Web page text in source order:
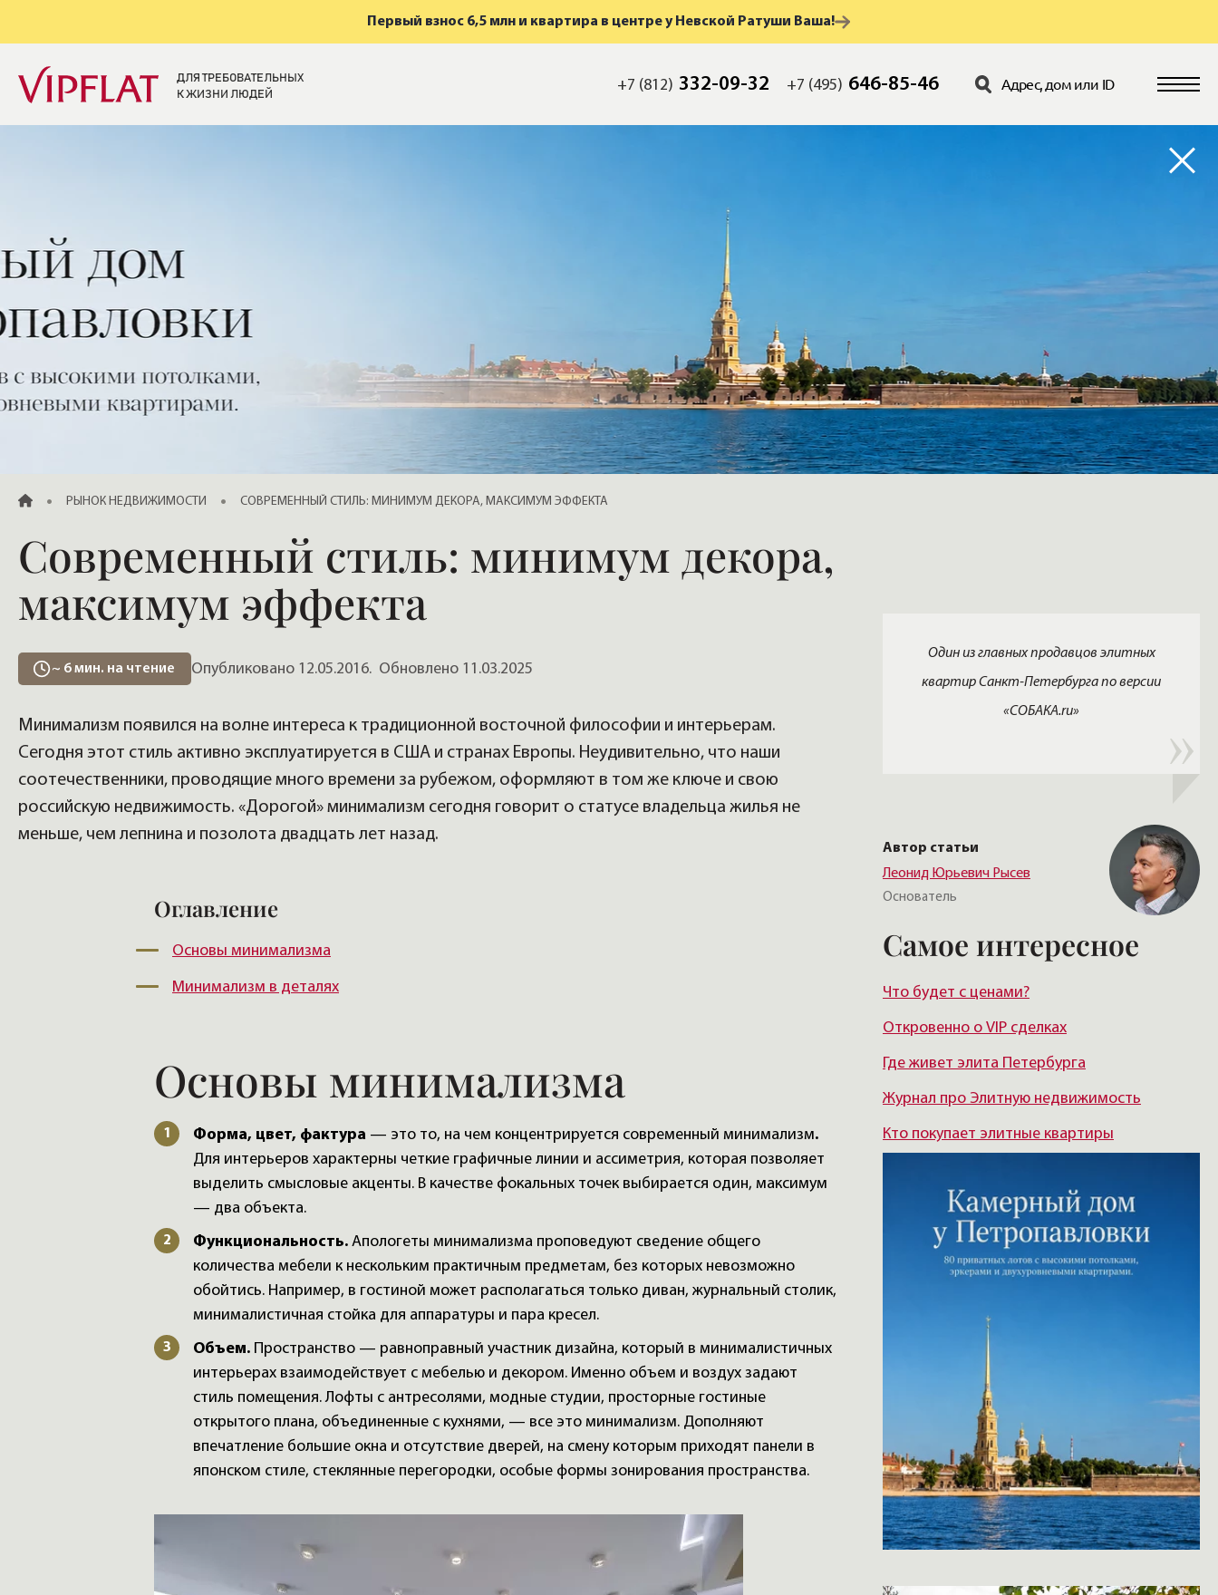
Первый взнос 6,5 млн и квартира в центре у Невской Ратуши Ваша!
ДЛЯ ТРЕБОВАТЕЛЬНЫХ
К ЖИЗНИ ЛЮДЕЙ
+7 (812) 332-09-32 +7 (495) 646-85-46
Элитная недвижимость
Санкт-Петербурга
Продажа элитных квартир, жилья, домов
ГЛАВНАЯРЫНОК НЕДВИЖИМОСТИ СОВРЕМЕННЫЙ СТИЛЬ: МИНИМУМ ДЕКОРА, МАКСИМУМ ЭФФЕКТА
Современный стиль: минимум декора,
максимум эффекта
~ 6мин. на чтение Опубликовано 12.05.2016. Обновлено 11.03.2025
Минимализм появился на волне интереса к традиционной восточной философии и интерьерам.
Сегодня этот стиль активно эксплуатируется в США и странах Европы. Неудивительно, что наши
соотечественники, проводящие много времени за рубежом, оформляют в том же ключе и свою
российскую недвижимость. «Дорогой» минимализм сегодня говорит о статусе владельца жилья не
меньше, чем лепнина и позолота двадцать лет назад.
Оглавление
Основы минимализма
Минимализм в деталях
Основы минимализма
Форма, цвет, фактура — это то, на чем концентрируется современный минимализм.
Для интерьеров характерны четкие графичные линии и ассиметрия, которая позволяет
выделить смысловые акценты. В качестве фокальных точек выбирается один, максимум
— два объекта.
Функциональность. Апологеты минимализма проповедуют сведение общего
количества мебели к нескольким практичным предметам, без которых невозможно
обойтись. Например, в гостиной может располагаться только диван, журнальный столик,
минималистичная стойка для аппаратуры и пара кресел.
Объем. Пространство — равноправный участник дизайна, который в минималистичных
интерьерах взаимодействует с мебелью и декором. Именно объем и воздух задают
стиль помещения. Лофты с антресолями, модные студии, просторные гостиные
открытого плана, объединенные с кухнями, — все это минимализм. Дополняют
впечатление большие окна и отсутствие дверей, на смену которым приходят панели в
японском стиле, стеклянные перегородки, особые формы зонирования пространства.
Один из главных продавцов элитных
квартир Санкт-Петербурга по версии
«СОБАКА.ru»
Автор статьи
Леонид Юрьевич Рысев
Основатель
Самое интересное
Что будет с ценами?
Откровенно о VIP сделках
Где живет элита Петербурга
Журнал про Элитную недвижимость
Кто покупает элитные квартиры